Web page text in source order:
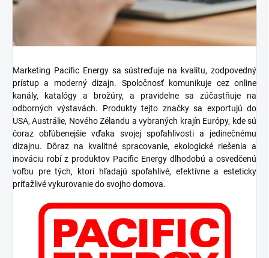
Marketing Pacific Energy sa sústreďuje na kvalitu, zodpovedný
prístup a moderný dizajn. Spoločnosť komunikuje cez online
kanály, katalógy a brožúry, a pravidelne sa zúčastňuje na
odborných výstavách. Produkty tejto značky sa exportujú do
USA, Austrálie, Nového Zélandu a vybraných krajín Európy, kde sú
čoraz obľúbenejšie vďaka svojej spoľahlivosti a jedinečnému
dizajnu. Dôraz na kvalitné spracovanie, ekologické riešenia a
inováciu robí z produktov Pacific Energy dlhodobú a osvedčenú
voľbu pre tých, ktorí hľadajú spoľahlivé, efektívne a esteticky
príťažlivé vykurovanie do svojho domova.